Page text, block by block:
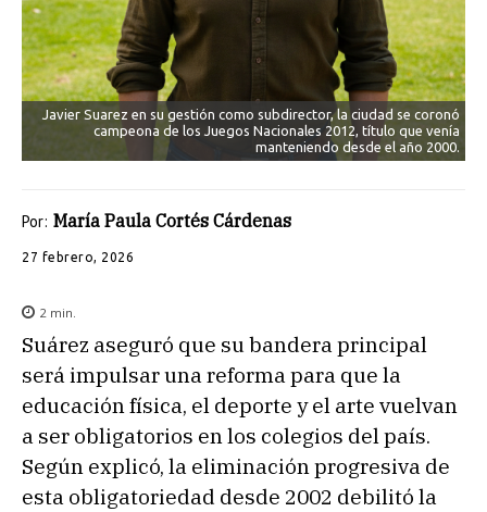
Javier Suarez en su gestión como subdirector, la ciudad se coronó
campeona de los Juegos Nacionales 2012, título que venía
manteniendo desde el año 2000.
Por: María Paula Cortés Cárdenas
27 febrero, 2026
2 min.
Suárez aseguró que su bandera principal
será impulsar una reforma para que la
educación física, el deporte y el arte vuelvan
a ser obligatorios en los colegios del país.
Según explicó, la eliminación progresiva de
esta obligatoriedad desde 2002 debilitó la